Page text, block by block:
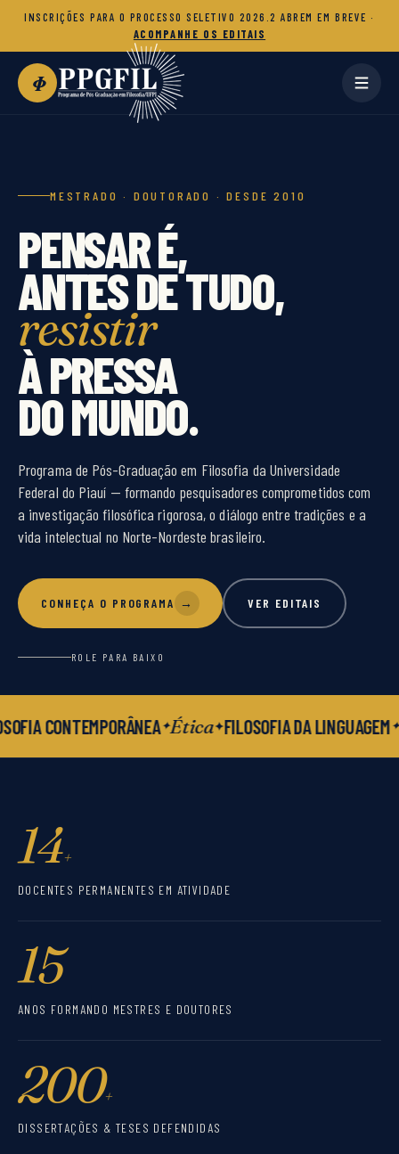
INSCRIÇÕES PARA O PROCESSO SELETIVO 2026.2 ABREM EM BREVE ·
ACOMPANHE OS EDITAIS
Φ
MESTRADO · DOUTORADO · DESDE 2010
PENSAR É,
ANTES DE TUDO,
resistir
À PRESSA
DO MUNDO.
Programa de Pós-Graduação em Filosofia da Universidade
Federal do Piauí — formando pesquisadores comprometidos com
a investigação filosófica rigorosa, o diálogo entre tradições e a
vida intelectual no Norte-Nordeste brasileiro.
CONHEÇA O PROGRAMA → VER EDITAIS
ROLE PARA BAIXO
CONTEMPORÂNEA Ética FILOSOFIA DA LINGUAGEM
14+
DOCENTES PERMANENTES EM ATIVIDADE
15
ANOS FORMANDO MESTRES E DOUTORES
200+
DISSERTAÇÕES & TESES DEFENDIDAS